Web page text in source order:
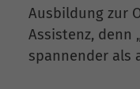
Ausbildung zur
Assistenz, denn
spannender als